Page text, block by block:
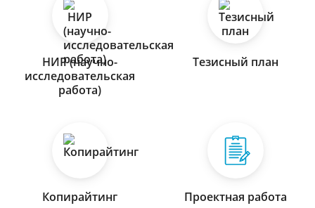
НИР (научно-
исследовательская
работа)
Тезисный план
Копирайтинг Проектная работа